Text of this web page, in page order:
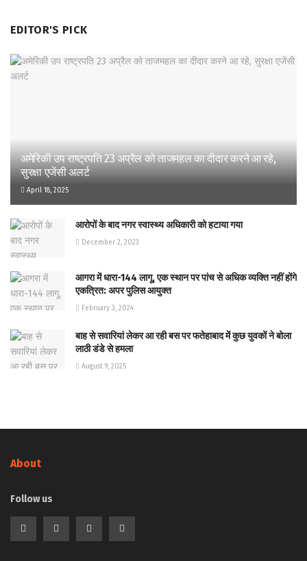
EDITOR'S PICK
अमेरिकी उप राष्ट्रपति 23 अप्रैल को ताजमहल का दीदार करने आ रहे,
सुरक्षा एजेंसी अलर्ट
April 18, 2025
आरोपों के बाद नगर स्वास्थ्य अधिकारी को हटाया गया
December 2, 2023
आगरा में धारा-144 लागू, एक स्थान पर पांच से अधिक व्यक्ति नहीं होंगे
एकत्रित: अपर पुलिस आयुक्त
February 3, 2024
बाह से सवारियां लेकर आ रही बस पर फतेहाबाद में कुछ युवकों ने बोला
लाठी डंडे से हमला
August 9, 2025
About
Follow us